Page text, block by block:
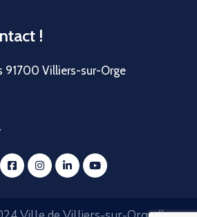
!
91700 Villiers-sur-Orge